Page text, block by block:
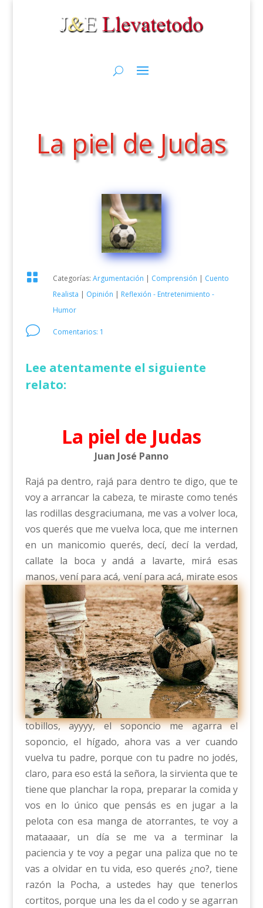
La piel de Judas
 Categorías: Argumentación | Comprensión | Cuento
Realista | Opinión | Reflexión - Entretenimiento -
Humor
v Comentarios: 1
Lee atentamente el siguiente
relato:
La piel de Judas
Juan José Panno
Rajá pa dentro, rajá para dentro te digo, que te
voy a arrancar la cabeza, te miraste como tenés
las rodillas desgraciumana, me vas a volver loca,
vos querés que me vuelva loca, que me internen
en un manicomio querés, decí, decí la verdad,
callate la boca y andá a lavarte, mirá esas
manos, vení para acá,vení para acá, mirate esos
tobillos, ayyyy, el soponcio me agarra el
soponcio, el hígado, ahora vas a ver cuando
vuelva tu padre, porque con tu padre no jodés,
claro, para eso está la señora, la sirvienta que te
tiene que planchar la ropa, preparar la comida y
vos en lo único que pensás es en jugar a la
pelota con esa manga de atorrantes, te voy a
mataaaar, un día se me va a terminar la
paciencia y te voy a pegar una paliza que no te
vas a olvidar en tu vida, eso querés ¿no?, tiene
razón la Pocha, a ustedes hay que tenerlos
cortitos, porque una les da el codo y se agarran